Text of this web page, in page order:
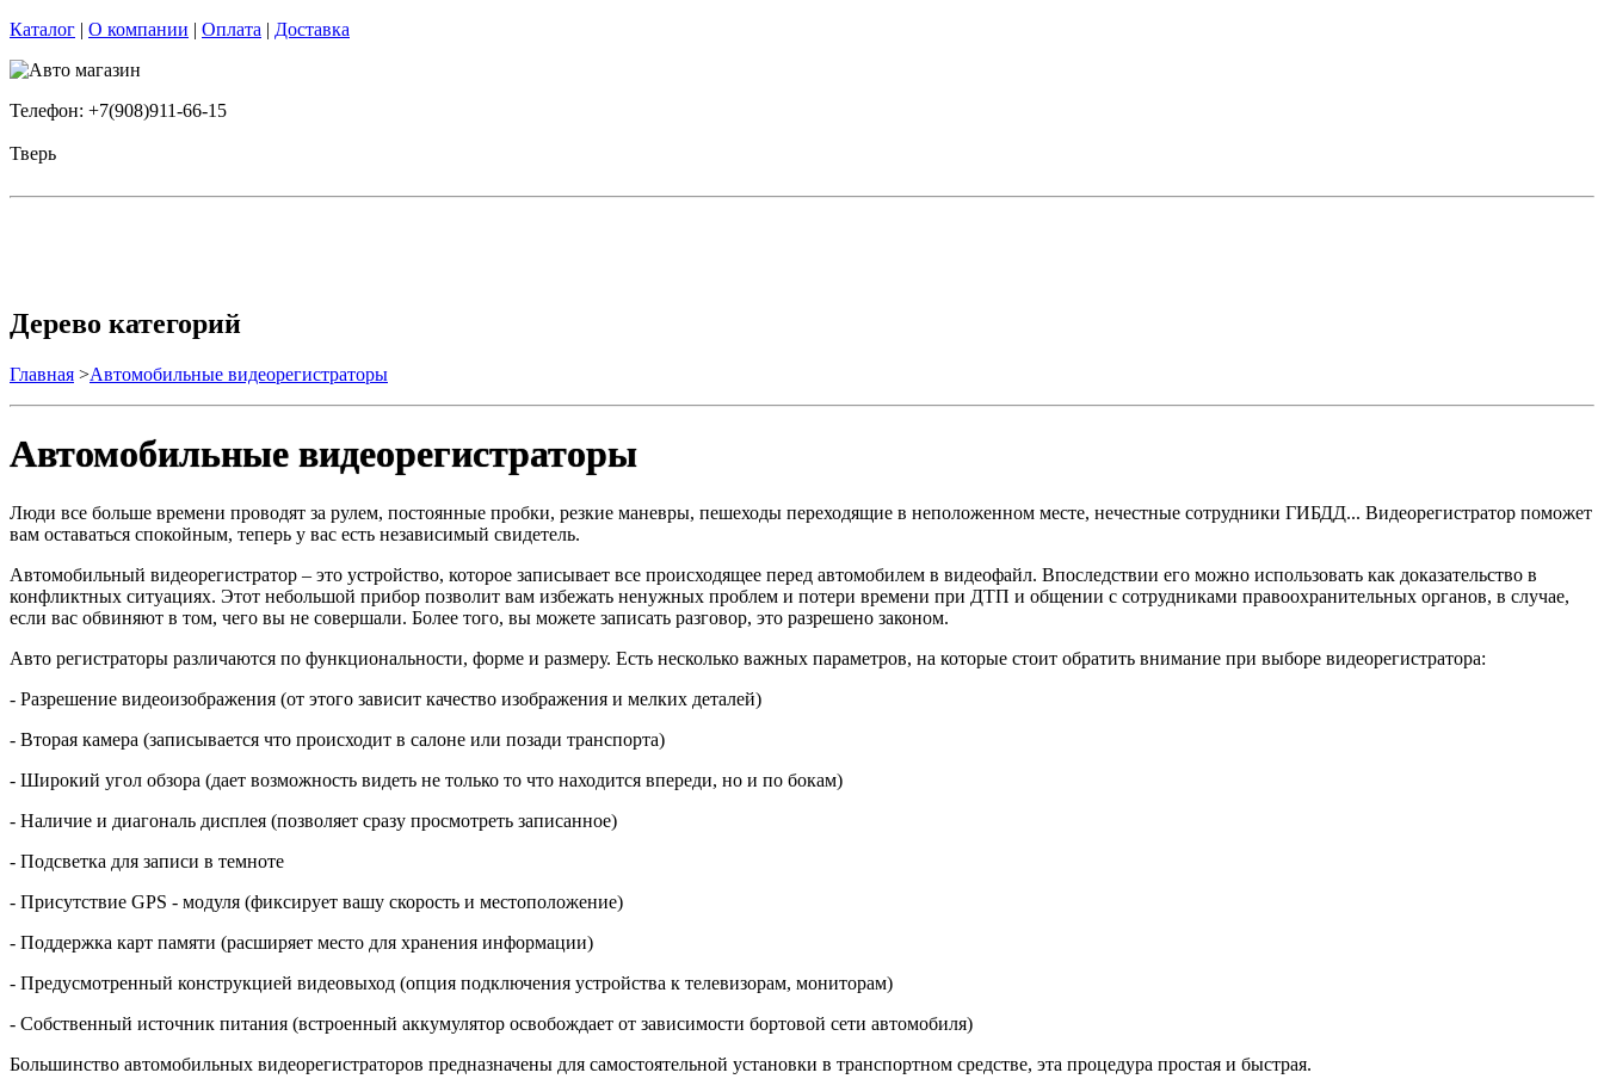
Каталог | О компании | Оплата | Доставка
Телефон: +7(908)911-66-15
Тверь
Дерево категорий
Главная >Автомобильные видеорегистраторы
Автомобильные видеорегистраторы
Люди все больше времени проводят за рулем, постоянные пробки, резкие маневры, пешеходы переходящие в неположенном месте, нечестные сотрудники ГИБДД... Видеорегистратор поможет
вам оставаться спокойным, теперь у вас есть независимый свидетель.
Автомобильный видеорегистратор – это устройство, которое записывает все происходящее перед автомобилем в видеофайл. Впоследствии его можно использовать как доказательство в
конфликтных ситуациях. Этот небольшой прибор позволит вам избежать ненужных проблем и потери времени при ДТП и общении с сотрудниками правоохранительных органов, в случае,
если вас обвиняют в том, чего вы не совершали. Более того, вы можете записать разговор, это разрешено законом.
Авто регистраторы различаются по функциональности, форме и размеру. Есть несколько важных параметров, на которые стоит обратить внимание при выборе видеорегистратора:
- Разрешение видеоизображения (от этого зависит качество изображения и мелких деталей)
- Вторая камера (записывается что происходит в салоне или позади транспорта)
- Широкий угол обзора (дает возможность видеть не только то что находится впереди, но и по бокам)
- Наличие и диагональ дисплея (позволяет сразу просмотреть записанное)
- Подсветка для записи в темноте
- Присутствие GPS - модуля (фиксирует вашу скорость и местоположение)
- Поддержка карт памяти (расширяет место для хранения информации)
- Предусмотренный конструкцией видеовыход (опция подключения устройства к телевизорам, мониторам)
- Собственный источник питания (встроенный аккумулятор освобождает от зависимости бортовой сети автомобиля)
Большинство автомобильных видеорегистраторов предназначены для самостоятельной установки в транспортном средстве, эта процедура простая и быстрая.